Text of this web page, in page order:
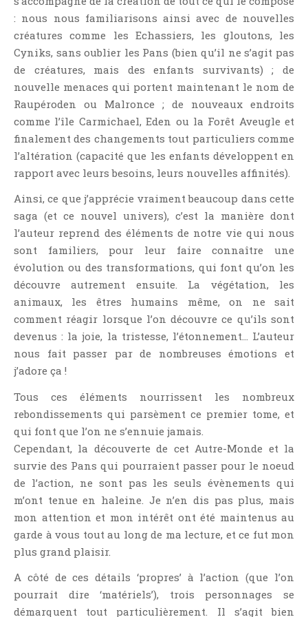
Témoignage
Thriller
Thriller Psychologique
Throwback Thursday Livresque
Top Ten Tuesday
Young Adult
: nous nous familiarisons ainsi avec de nouvelles
créatures comme les Echassiers, les gloutons, les
Cyniks, sans oublier les Pans (bien qu’il ne s’agit pas
de créatures, mais des enfants survivants) ; de
nouvelle menaces qui portent maintenant le nom de
Raupéroden ou Malronce ; de nouveaux endroits
comme l’île Carmichael, Eden ou la Forêt Aveugle et
finalement des changements tout particuliers comme
l’altération (capacité que les enfants développent en
rapport avec leurs besoins, leurs nouvelles affinités).
Ainsi, ce que j’apprécie vraiment beaucoup dans cette
saga (et ce nouvel univers), c’est la manière dont
l’auteur reprend des éléments de notre vie qui nous
sont familiers, pour leur faire connaître une
évolution ou des transformations, qui font qu’on les
découvre autrement ensuite. La végétation, les
animaux, les êtres humains même, on ne sait
comment réagir lorsque l’on découvre ce qu’ils sont
devenus : la joie, la tristesse, l’étonnement… L’auteur
nous fait passer par de nombreuses émotions et
j’adore ça !
Tous ces éléments nourrissent les nombreux
rebondissements qui parsèment ce premier tome, et
qui font que l’on ne s’ennuie jamais.
Cependant, la découverte de cet Autre-Monde et la
survie des Pans qui pourraient passer pour le noeud
de l’action, ne sont pas les seuls évènements qui
m’ont tenue en haleine. Je n’en dis pas plus, mais
mon attention et mon intérêt ont été maintenus au
garde à vous tout au long de ma lecture, et ce fut mon
plus grand plaisir.
A côté de ces détails ‘propres’ à l’action (que l’on
pourrait dire ‘matériels’), trois personnages se
démarquent tout particulièrement. Il s’agit bien